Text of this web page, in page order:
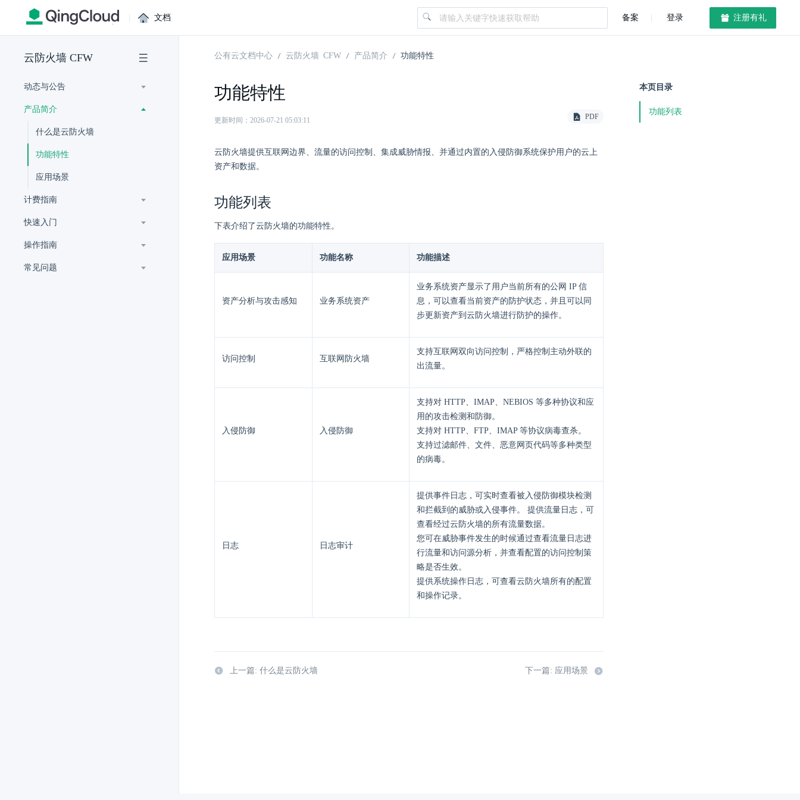
| 文档 备案 登录 注册有礼
云防火墙 CFW
动态与公告
产品简介
什么是云防火墙
功能特性
应用场景
计费指南
快速入门
操作指南
常见问题
公有云文档中心 云防火墙 CFW 产品简介 功能特性
功能特性
更新时间：2026-07-21 05:03:11 PDF
云防火墙提供互联网边界、流量的访问控制、集成威胁情报、并通过内置的入侵防御系统保护用户的云上
资产和数据。
功能列表
下表介绍了云防火墙的功能特性。
应用场景 功能名称 功能描述
资产分析与攻击感知 业务系统资产
业务系统资产显示了用户当前所有的公网 IP 信
息，可以查看当前资产的防护状态，并且可以同
步更新资产到云防火墙进行防护的操作。
访问控制 互联网防火墙
支持互联网双向访问控制，严格控制主动外联的
出流量。
入侵防御 入侵防御
支持对 HTTP、IMAP、NEBIOS 等多种协议和应
用的攻击检测和防御。
支持对 HTTP、FTP、IMAP 等协议病毒查杀。
支持过滤邮件、文件、恶意网页代码等多种类型
的病毒。
日志 日志审计
提供事件日志，可实时查看被入侵防御模块检测
和拦截到的威胁或入侵事件。 提供流量日志，可
查看经过云防火墙的所有流量数据。
您可在威胁事件发生的时候通过查看流量日志进
行流量和访问源分析，并查看配置的访问控制策
略是否生效。
提供系统操作日志，可查看云防火墙所有的配置
和操作记录。
上一篇: 什么是云防火墙 下一篇: 应用场景
本页目录
功能列表